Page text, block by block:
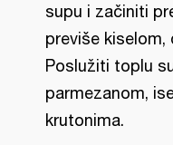
supu i začiniti
previše kiselom,
Poslužiti toplu
parmezanom,
krutonima.